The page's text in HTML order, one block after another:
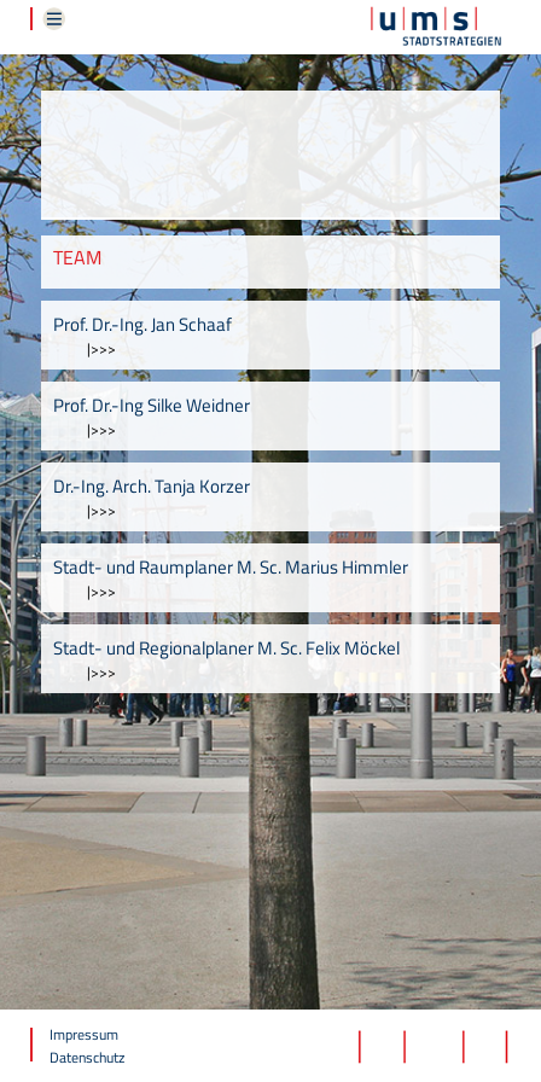
TEAM
Prof. Dr.-Ing. Jan Schaaf
|>>>
Prof. Dr.-Ing Silke Weidner
|>>>
Dr.-Ing. Arch. Tanja Korzer
|>>>
Stadt- und Raumplaner M. Sc. Marius Himmler
|>>>
Stadt- und Regionalplaner M. Sc. Felix Möckel
|>>>
Impressum
Datenschutz